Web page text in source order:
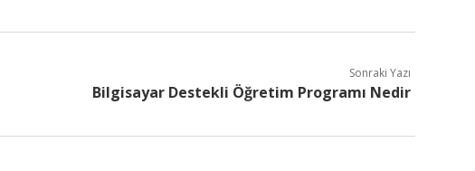
Sonraki Yazı
Bilgisayar Destekli Öğretim Programı Nedir